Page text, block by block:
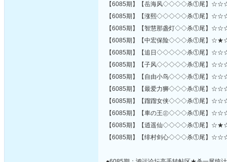
【6085期】【岳海风◇◇◇◇杀
【6085期】【涨熙◇◇◇◇◇杀①
【6085期】【智慧那盏灯◇◇
【6085期】【中宏保险◇◇◇杀
【6085期】【追日◇◇◇◇◇杀①
【6085期】【子风◇◇◇◇◇杀①
【6085期】【自由小鸟◇◇◇杀
【6085期】【最爱力狮◇◇◇杀
【6085期】【蹓蹓女侠◇◇◇杀
【6085期】【車の王㊣◇◇◇杀
【6085期】【逍遥仙◇◇◇◇杀
【6085期】【绯村剑心◇◇◇杀